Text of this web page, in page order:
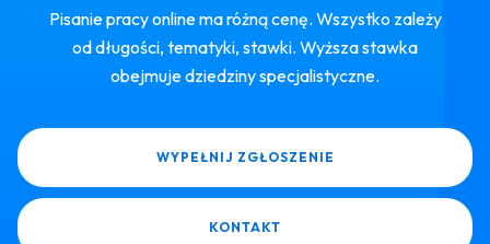
Pisanie pracy online ma różną cenę. Wszystko zależy
od długości, tematyki, stawki. Wyższa stawka
obejmuje dziedziny specjalistyczne.
WYPEŁNIJ ZGŁOSZENIE
KONTAKT